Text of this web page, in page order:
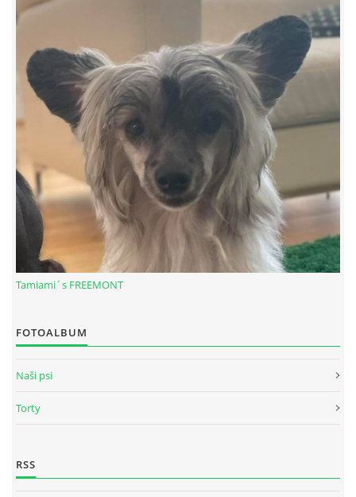
TORTY
MOJA TVORBA
KONTAKT
Tamiami´s FREEMONT
FOTOALBUM
Naši psi
Torty
RSS